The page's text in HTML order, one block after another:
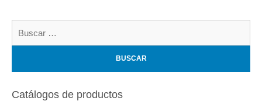
Catálogos de productos